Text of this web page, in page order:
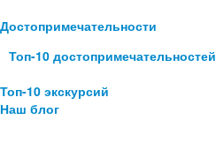
Достопримечательности
Топ-10 достопримечательностей
Топ-10 экскурсий
Наш блог